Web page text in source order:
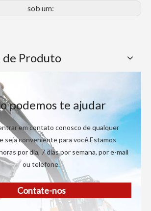
sob um:
Produto
podemos te ajudar
em contato conosco de qualquer
seja conveniente para você.Estamos
por dia, 7 dias por semana, por e-mail
ou telefone.
Contate-nos